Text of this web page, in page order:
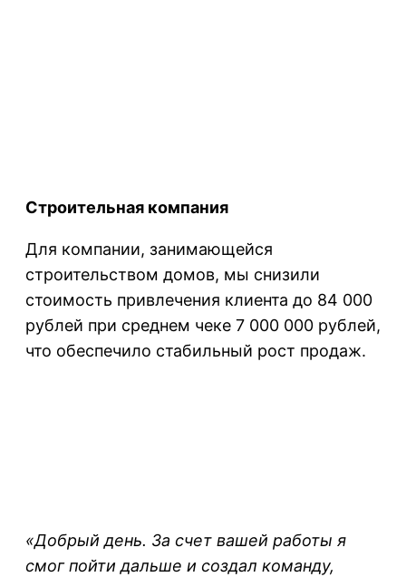
Строительная компания
Для компании, занимающейся
строительством домов, мы снизили
стоимость привлечения клиента до 84 000
рублей при среднем чеке 7 000 000 рублей,
что обеспечило стабильный рост продаж.
«Добрый день. За счет вашей работы я
смог пойти дальше и создал команду,